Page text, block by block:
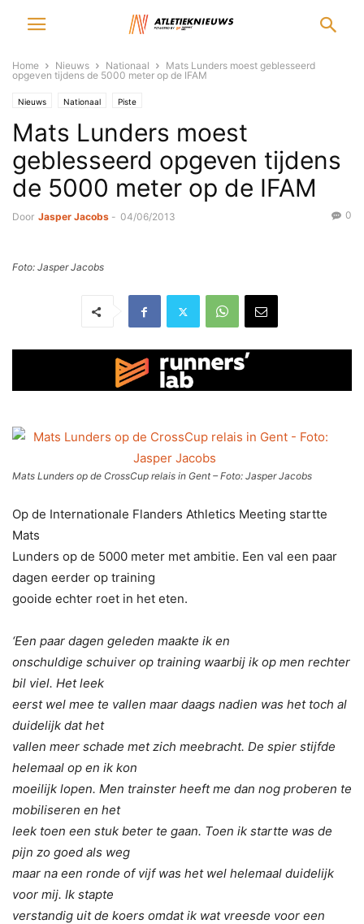
Home Nieuws Nationaal
Mats Lunders moest geblesseerd
opgeven tijdens de 5000 meter op de IFAM
Nieuws Nationaal Piste
Mats Lunders moest
geblesseerd opgeven tijdens
de 5000 meter op de IFAM
Door Jasper Jacobs - 04/06/2013 0
Foto: Jasper Jacobs
Mats Lunders op de CrossCup relais in Gent – Foto: Jasper Jacobs
Op de Internationale Flanders Athletics Meeting startte
Mats
Lunders op de 5000 meter met ambitie. Een val een paar
dagen eerder op training
gooide echter roet in het eten.
‘Een paar dagen geleden maakte ik en
onschuldige schuiver op training waarbij ik op men rechter
bil viel. Het leek
eerst wel mee te vallen maar daags nadien was het toch al
duidelijk dat het
vallen meer schade met zich meebracht. De spier stijfde
helemaal op en ik kon
moeilijk lopen. Men trainster heeft me dan nog proberen te
mobiliseren en het
leek toen een stuk beter te gaan. Toen ik startte was de
pijn zo goed als weg
maar na een ronde of vijf was het wel helemaal duidelijk
voor mij. Ik stapte
verstandig uit de koers omdat ik wat vreesde voor een